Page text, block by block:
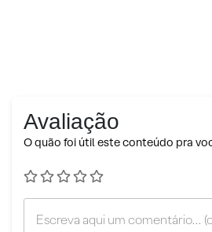
Avaliação
O quão foi útil este conteúdo pra